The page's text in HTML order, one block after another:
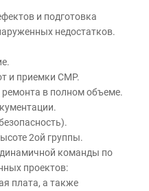
и подготовка
недостатков.
и приемки СМР.
в полном объеме.
2ой группы.
команды по
проектов:
плата, а также